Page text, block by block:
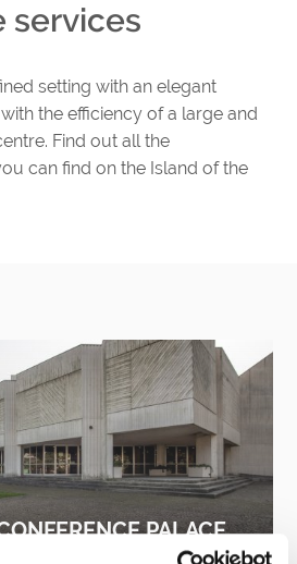
services
setting with an elegant
the efficiency of a large and
Find out all the
can find on the Island of the
PALACE